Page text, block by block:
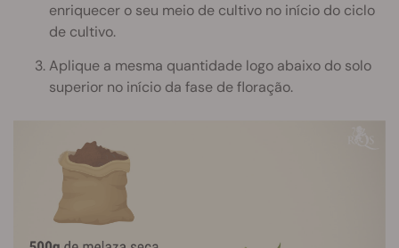
enriquecer o seu meio de cultivo no início do ciclo
de cultivo.
Aplique a mesma quantidade logo abaixo do solo
superior no início da fase de floração.